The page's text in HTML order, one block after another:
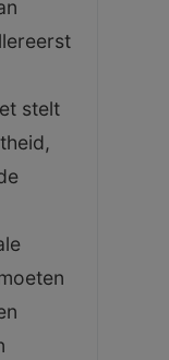
stelt